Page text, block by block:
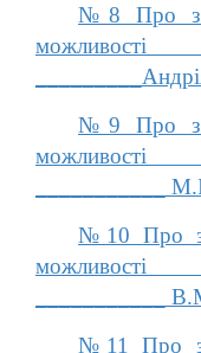
№8 Про
можливості
№9 Про
можливості
___________
№10 Про
можливості
___________
№11 Про